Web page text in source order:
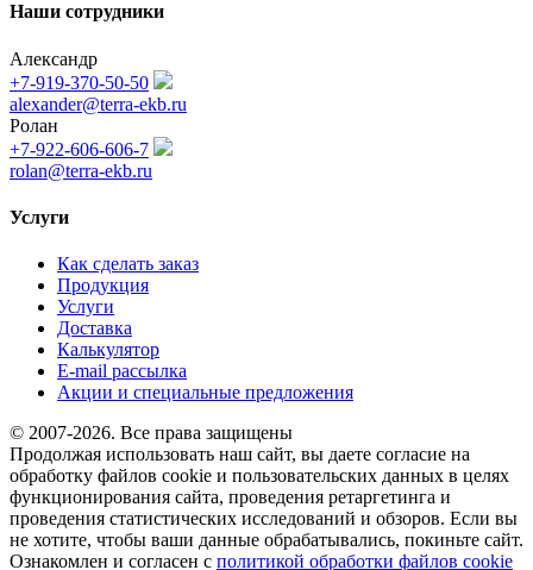
Наши сотрудники
Александр
+7-919-370-50-50
alexander@terra-ekb.ru
Ролан
+7-922-606-606-7
rolan@terra-ekb.ru
Услуги
Как сделать заказ
Продукция
Услуги
Доставка
Калькулятор
E-mail рассылка
Акции и специальные предложения
© 2007-2026. Все права защищены
Продолжая использовать наш сайт, вы даете согласие на
обработку файлов cookie и пользовательских данных в целях
функционирования сайта, проведения ретаргетинга и
проведения статистических исследований и обзоров. Если вы
не хотите, чтобы ваши данные обрабатывались, покиньте сайт.
Ознакомлен и согласен с политикой обработки файлов cookie